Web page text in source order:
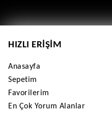
HIZLI ERIŞIM
Anasayfa
Sepetim
Favorilerim
En Çok Yorum Alanlar